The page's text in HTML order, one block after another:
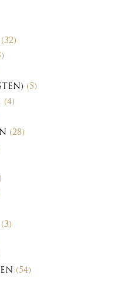
(32)
(5)
(4)
(28)
(3)
(54)